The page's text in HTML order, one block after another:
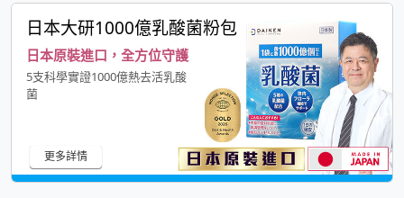
日本大研1000億乳酸菌粉包
日本原裝進口，全方位守護
5支科學實證1000億熱去活乳酸
菌
更多詳情